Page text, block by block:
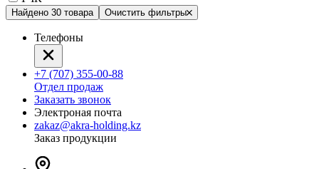
Найдено 30 товара Очистить фильтры
Телефоны
+7 (707) 355-00-88
Отдел продаж
Заказать звонок
Электроная почта
zakaz@akra-holding.kz
Заказ продукции